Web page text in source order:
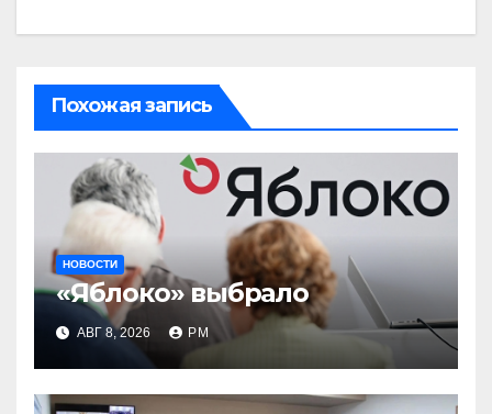
Похожая запись
НОВОСТИ
«Яблоко» выбрало
АВГ 8, 2026 РМ